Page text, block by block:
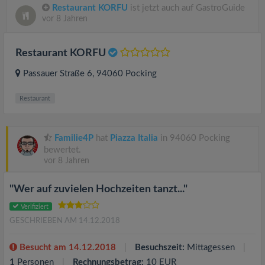
Restaurant KORFU ist jetzt auch auf GastroGuide
vor 8 Jahren
Restaurant KORFU
Passauer Straße 6, 94060 Pocking
Restaurant
Familie4P hat Piazza Italia in 94060 Pocking
bewertet.
vor 8 Jahren
"Wer auf zuvielen Hochzeiten tanzt..."
Verifiziert
GESCHRIEBEN AM 14.12.2018
Besucht am 14.12.2018 Besuchszeit: Mittagessen
1 Personen Rechnungsbetrag: 10 EUR